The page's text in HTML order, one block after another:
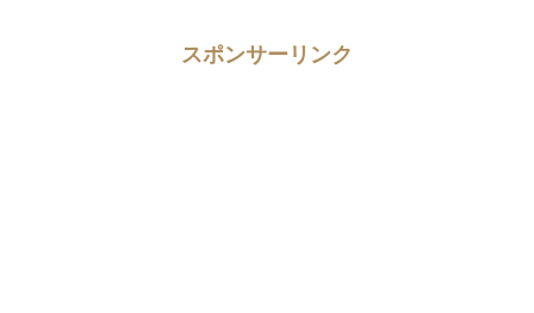
スポンサーリンク